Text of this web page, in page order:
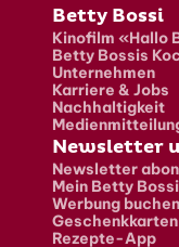
Fusszeile
Betty Bossi
Kinofilm «Hallo
Betty Bossis
Unternehmen
Karriere & Jobs
Nachhaltigkeit
Newsletter
Newsletter
Mein Betty Bossi
Werbung buchen
Geschenkkarten
Rezepte-App